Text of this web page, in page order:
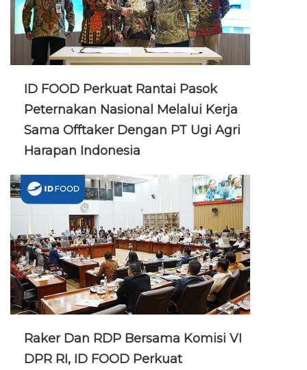
ID FOOD Perkuat Rantai Pasok
Peternakan Nasional Melalui Kerja
Sama Offtaker Dengan PT Ugi Agri
Harapan Indonesia
Raker Dan RDP Bersama Komisi VI
DPR RI, ID FOOD Perkuat